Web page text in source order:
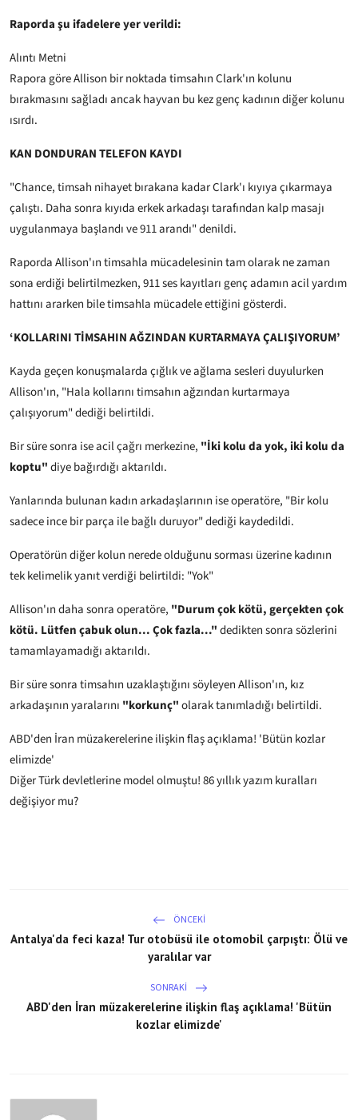
Raporda şu ifadelere yer verildi:
Alıntı Metni
Rapora göre Allison bir noktada timsahın Clark'ın kolunu
bırakmasını sağladı ancak hayvan bu kez genç kadının diğer kolunu
ısırdı.
KAN DONDURAN TELEFON KAYDI
"Chance, timsah nihayet bırakana kadar Clark'ı kıyıya çıkarmaya
çalıştı. Daha sonra kıyıda erkek arkadaşı tarafından kalp masajı
uygulanmaya başlandı ve 911 arandı" denildi.
Raporda Allison'ın timsahla mücadelesinin tam olarak ne zaman
sona erdiği belirtilmezken, 911 ses kayıtları genç adamın acil yardım
hattını ararken bile timsahla mücadele ettiğini gösterdi.
‘KOLLARINI TİMSAHIN AĞZINDAN KURTARMAYA ÇALIŞIYORUM’
Kayda geçen konuşmalarda çığlık ve ağlama sesleri duyulurken
Allison'ın, "Hala kollarını timsahın ağzından kurtarmaya
çalışıyorum" dediği belirtildi.
Bir süre sonra ise acil çağrı merkezine, "İki kolu da yok, iki kolu da
koptu"diye bağırdığı aktarıldı.
Yanlarında bulunan kadın arkadaşlarının ise operatöre, "Bir kolu
sadece ince bir parça ile bağlı duruyor" dediği kaydedildi.
Operatörün diğer kolun nerede olduğunu sorması üzerine kadının
tek kelimelik yanıt verdiği belirtildi: "Yok"
Allison'ın daha sonra operatöre, "Durum çok kötü, gerçekten çok
kötü. Lütfen çabuk olun... Çok fazla..."dedikten sonra sözlerini
tamamlayamadığı aktarıldı.
Bir süre sonra timsahın uzaklaştığını söyleyen Allison'ın, kız
arkadaşının yaralarını "korkunç"olarak tanımladığı belirtildi.
ABD'den İran müzakerelerine ilişkin flaş açıklama! 'Bütün kozlar
elimizde'
Diğer Türk devletlerine model olmuştu! 86 yıllık yazım kuralları
değişiyor mu?
ÖNCEKI
Antalya'da feci kaza! Tur otobüsü ile otomobil çarpıştı: Ölü ve
yaralılar var
SONRAKI
ABD'den İran müzakerelerine ilişkin flaş açıklama! 'Bütün
kozlar elimizde'